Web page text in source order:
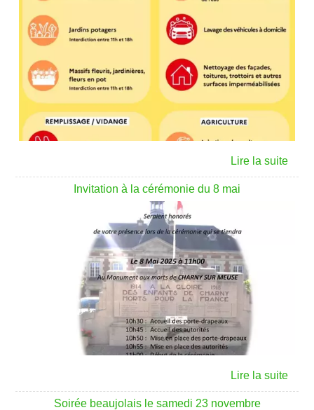
Invitation à la cérémonie du 8 mai
Soirée beaujolais le samedi 23 novembre